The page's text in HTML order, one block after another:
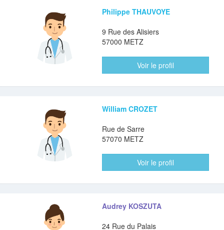
Philippe THAUVOYE
9 Rue des Alisiers
57000 METZ
Voir le profil
William CROZET
Rue de Sarre
57070 METZ
Voir le profil
Audrey KOSZUTA
24 Rue du Palais